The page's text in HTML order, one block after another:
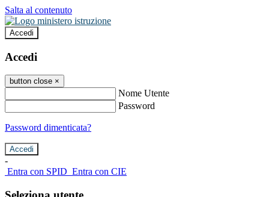
Salta al contenuto
Accedi
Accedi
button close ×
Nome Utente
Password
Password dimenticata?
-
Entra con SPID Entra con CIE